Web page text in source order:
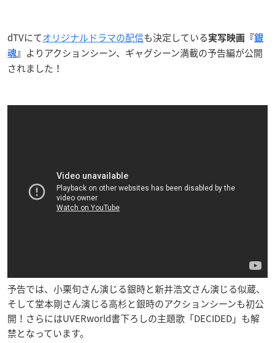
dTVにてオリジナルドラマの配信も決定している 実写映画『銀
魂 』
よりアクションシーン、ギャグシーン満載の予告編が公開
されました！
予告では、小栗旬さん演じる銀時と新井浩文さん演じる似蔵、
そして堂本剛さん演じる高杉と銀時のアクションシーンも初公
開！さらにはUVERworld書下ろしの主題歌「DECIDED」も解
禁となっています。